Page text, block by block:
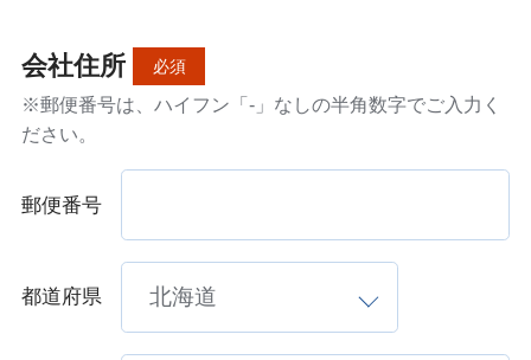
会社住所 必須
※郵便番号は、ハイフン「-」なしの半角数字でご入力く
ださい。
郵便番号
都道府県